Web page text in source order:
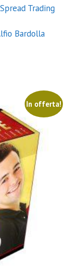
Trading
Bardolla
In offerta!